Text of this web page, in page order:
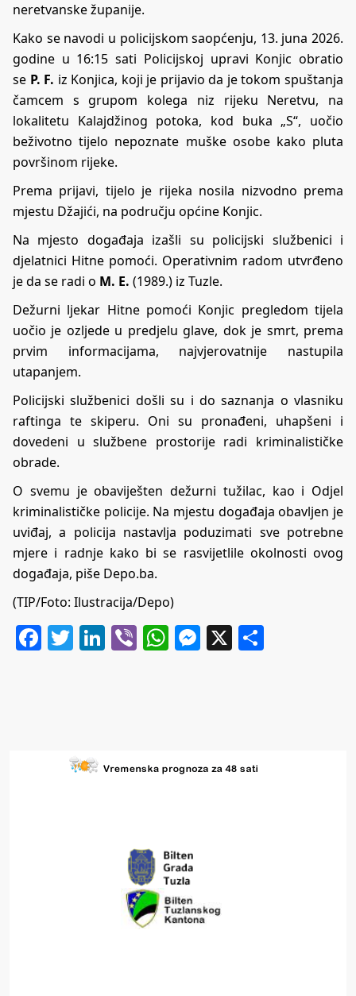
neretvanske županije.
Kako se navodi u policijskom saopćenju, 13. juna 2026.
godine u 16:15 sati Policijskoj upravi Konjic obratio
se P. F. iz Konjica, koji je prijavio da je tokom spuštanja
čamcem s grupom kolega niz rijeku Neretvu, na
lokalitetu Kalajdžinog potoka, kod buka „S“, uočio
beživotno tijelo nepoznate muške osobe kako pluta
površinom rijeke.
Prema prijavi, tijelo je rijeka nosila nizvodno prema
mjestu Džajići, na području općine Konjic.
Na mjesto događaja izašli su policijski službenici i
djelatnici Hitne pomoći. Operativnim radom utvrđeno
je da se radi o M. E. (1989.) iz Tuzle.
Dežurni ljekar Hitne pomoći Konjic pregledom tijela
uočio je ozljede u predjelu glave, dok je smrt, prema
prvim informacijama, najvjerovatnije nastupila
utapanjem.
Policijski službenici došli su i do saznanja o vlasniku
raftinga te skiperu. Oni su pronađeni, uhapšeni i
dovedeni u službene prostorije radi kriminalističke
obrade.
O svemu je obaviješten dežurni tužilac, kao i Odjel
kriminalističke policije. Na mjestu događaja obavljen je
uviđaj, a policija nastavlja poduzimati sve potrebne
mjere i radnje kako bi se rasvijetlile okolnosti ovog
događaja, piše Depo.ba.
(TIP/Foto: Ilustracija/Depo)
Facebook
Twitter
LinkedIn
ViberWhatsApp
Messenger
X